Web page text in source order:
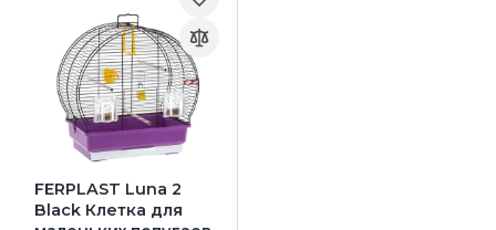
FERPLAST Luna 2
Black Клетка для